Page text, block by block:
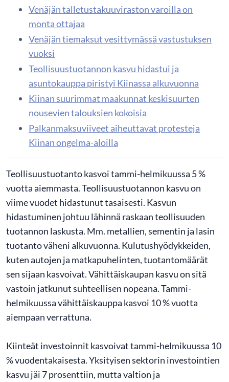
Venäjän talletustakuuviraston varoilla on
monta ottajaa
Venäjän tiemaksut vesittymässä vastustuksen
vuoksi
Teollisuustuotannon kasvu hidastui ja
asuntokauppa piristyi Kiinassa alkuvuonna
Kiinan suurimmat maakunnat keskisuurten
nousevien talouksien kokoisia
Palkanmaksuviiveet aiheuttavat protesteja
Kiinan ongelma-aloilla
Teollisuustuotanto kasvoi tammi-helmikuussa 5 %
vuotta aiemmasta. Teollisuustuotannon kasvu on
viime vuodet hidastunut tasaisesti. Kasvun
hidastuminen johtuu lähinnä raskaan teollisuuden
tuotannon laskusta. Mm. metallien, sementin ja lasin
tuotanto väheni alkuvuonna. Kulutushyödykkeiden,
kuten autojen ja matkapuhelinten, tuotantomäärät
sen sijaan kasvoivat. Vähittäiskaupan kasvu on sitä
vastoin jatkunut suhteellisen nopeana. Tammi-
helmikuussa vähittäiskauppa kasvoi 10 % vuotta
aiempaan verrattuna.
Kiinteät investoinnit kasvoivat tammi-helmikuussa 10
% vuodentakaisesta. Yksityisen sektorin investointien
kasvu jäi 7 prosenttiin, mutta valtion ja